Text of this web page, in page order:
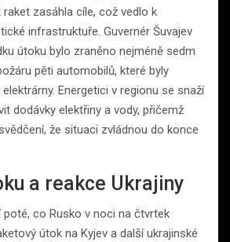
zasáhla cíle, což vedlo k
infrastruktuře. Guvernér Šuvajev
útoku bylo zraněno nejméně sedm
pěti automobilů, které byly
Energetici v regionu se snaží
dodávky elektřiny a vody, přičemž
že situaci zvládnou do konce
a reakce Ukrajiny
co Rusko v noci na čtvrtek
útok na Kyjev a další ukrajinské